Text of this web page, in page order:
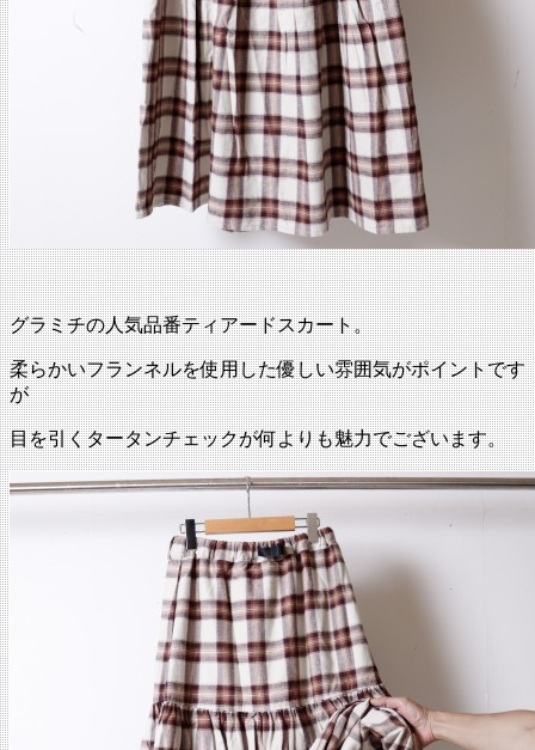
グラミチの人気品番ティアードスカート。
柔らかいフランネルを使用した優しい雰囲気がポイントです
が
目を引くタータンチェックが何よりも魅力でございます。